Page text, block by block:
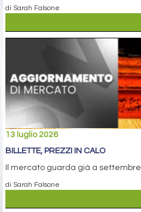
di Sarah Falsone
13 luglio 2026
BILLETTE, PREZZI IN CALO
Il mercato guarda già a settembre
di Sarah Falsone